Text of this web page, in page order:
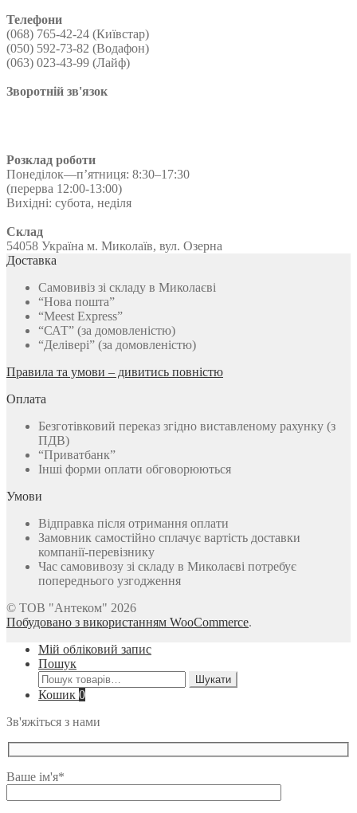
Телефони
(068) 765-42-24 (Київстар)
(050) 592-73-82 (Водафон)
(063) 023-43-99 (Лайф)
Зворотній зв'язок
Розклад роботи
Понеділок—п’ятниця: 8:30–17:30
(перерва 12:00-13:00)
Вихідні: субота, неділя
Склад
54058 Україна м. Миколаїв, вул. Озерна
Доставка
Самовивіз зі складу в Миколаєві
“Нова пошта”
“Meest Express”
“САТ” (за домовленістю)
“Делівері” (за домовленістю)
Правила та умови – дивитись повністю
Оплата
Безготівковий переказ згідно виставленому рахунку (з
ПДВ)
“Приватбанк”
Інші форми оплати обговорюються
Умови
Відправка після отримання оплати
Замовник самостійно сплачує вартість доставки
компанії-перевізнику
Час самовивозу зі складу в Миколаєві потребує
попереднього узгодження
© ТОВ "Антеком" 2026
Побудовано з використанням WooCommerce.
Мій обліковий запис
Пошук
Шукати:
Шукати
Кошик 0
Зв'яжіться з нами
Ваше ім'я*